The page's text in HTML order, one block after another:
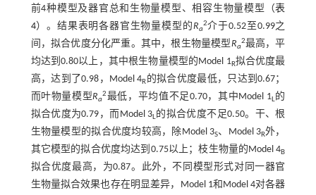
前4种模型及器官总和生物量模型、相容生物量模型（表
4）。结果表明各器官生物量模型的Ra
2介于0.52至0.99之
间，拟合优度分化严重。其中，根生物量模型Ra
2最高，平
均达到0.80以上，其中根生物量模型的Model 1R拟合优度最
高，达到了0.98，Model 4R 的拟合优度最低，只达到0.67；
而叶物量模型Ra
2最低，平均值不足0.70，其中Model 1L 的
拟合优度为0.79，而Model 3L的拟合优度不足0.50。干、根
生物量模型的拟合优度均较高，除Model 3S、Model 3R外，
其它模型的拟合优度均达到0.75以上；枝生物量的Model 4B
拟合优度最高，为0.87。此外，不同模型形式对同一器官
生物量拟合效果也存在明显差异，Model 1和Model 4对各器